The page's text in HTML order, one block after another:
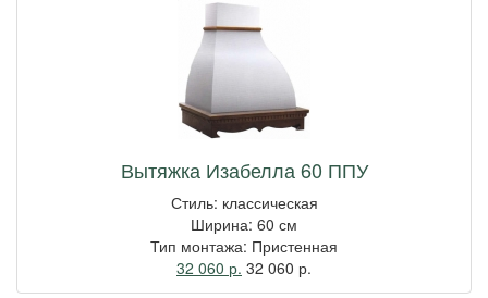
Вытяжка Изабелла 60 ППУ
Стиль: классическая
Ширина: 60 см
Тип монтажа: Пристенная
32 060 р. 32 060 р.